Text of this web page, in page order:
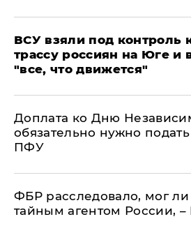
ВСУ взяли под контроль
трассу россиян на Юге и
"все, что движется"
Доплата ко Дню
обязательно нужно
ПФУ
ФБР расследовало, мог
тайным агентом России, –